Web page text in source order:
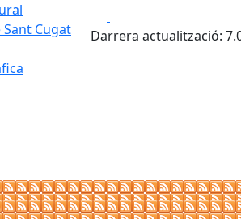
Cugat
Darrera actualització: